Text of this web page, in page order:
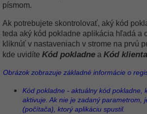
písmom.
Ak potrebujete skontrolovať, aký kód
teda aký kód pokladne aplikácia hľadá a
kliknúť v nastaveniach v strome na prvú
kde uvidíte Kód pokladne a Kód
Obrázok zobrazuje základné informácie o
Kód pokladne - aktuálny kód pokladne,
aktivuje. Ak nie je zadaný parametrom,
(počítača), ktorý aplikáciu spustil.